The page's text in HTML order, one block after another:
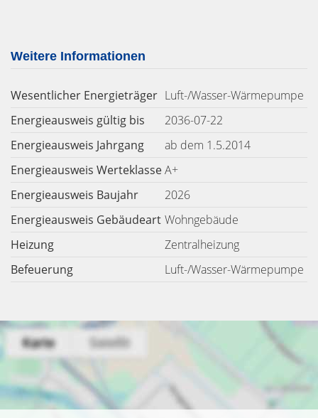
Weitere Informationen
Wesentlicher Energieträger Luft-/Wasser-Wärmepumpe
Energieausweis gültig bis
2036-07-22
Energieausweis Jahrgang
ab dem 1.5.2014
Energieausweis WerteklasseA+
Energieausweis Baujahr
2026
Energieausweis Gebäudeart Wohngebäude
Heizung
Zentralheizung
Befeuerung
Luft-/Wasser-Wärmepumpe